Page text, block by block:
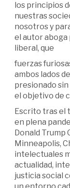
los principios
nuestras
nosotros y
el autor
liberal, que
fuerzas
ambos lados
presionado
el objetivo de
Escrito tras el
en plena
Donald Trump
Minneapolis,
intelectuales
actualidad,
justicia social